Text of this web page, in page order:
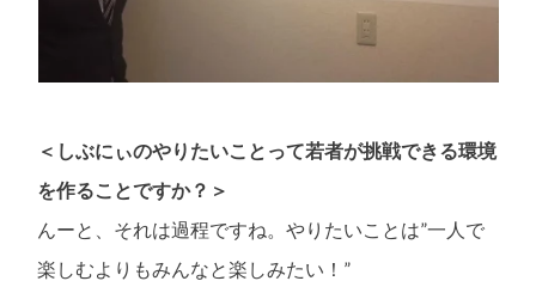
＜しぶにぃのやりたいことって若者が挑戦できる環境
を作ることですか？＞
んーと、それは過程ですね。やりたいことは”一人で
楽しむよりもみんなと楽しみたい！”